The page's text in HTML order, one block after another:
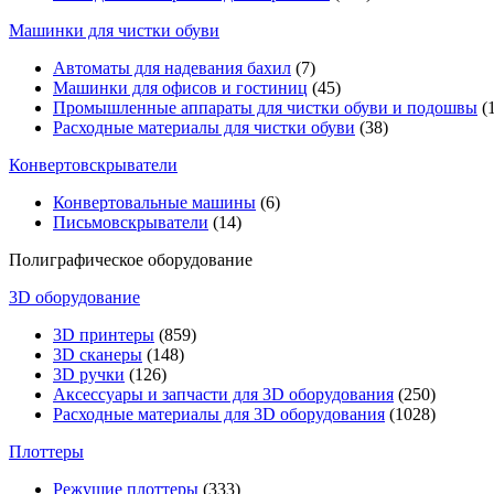
Машинки для чистки обуви
Автоматы для надевания бахил (7)
Машинки для офисов и гостиниц (45)
Промышленные аппараты для чистки обуви и подошвы
Расходные материалы для чистки обуви (38)
Конвертовскрыватели
Конвертовальные машины (6)
Письмовскрыватели (14)
Полиграфическое оборудование
3D оборудование
3D принтеры (859)
3D сканеры (148)
3D ручки (126)
Аксессуары и запчасти для 3D оборудования (250)
Расходные материалы для 3D оборудования (1028)
Плоттеры
Режущие плоттеры (333)